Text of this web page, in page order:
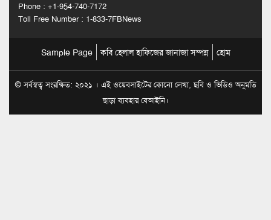
Phone : +1-954-740-7172
Toll Free Number : 1-833-7FBNews
Sample Page কবি হেলাল হাফিজের জানাজা সম্পন্ন হোম
© সর্বস্বত্ব সংরক্ষিত: ২০২১ । এই ওয়েবসাইটের কোনো লেখা, ছবি ও ভিডিও অনুমতি
ছাড়া ব্যবহার বেআইনি।